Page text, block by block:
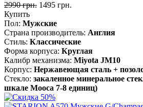
2990 грн. 1495 грн.
Купить
Пол: Мужские
Страна производитель: Англия
Стиль: Классические
Форма корпуса: Круглая
Калибр механизма: Miyota JM10
Корпус: Нержавеющая сталь +
Стекло: закаленное минеральное
шкале Мооса 7-8 единиц)